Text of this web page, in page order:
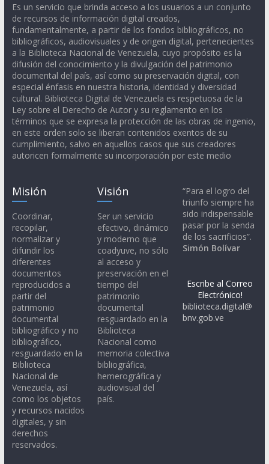
Es un servicio que brinda acceso a los usuarios a un conjunto
de recursos de información digital creados,
fundamentalmente, a partir de los fondos bibliográficos, no
bibliográficos, audiovisuales y de origen digital, pertenecientes
a la Biblioteca Nacional de Venezuela, cuyo propósito es la
difusión del conocimiento y la divulgación del patrimonio
documental del país, así como su preservación digital, con
especial énfasis en nuestra historia, identidad y diversidad
cultural. Biblioteca Digital de Venezuela es respetuosa de la
Ley sobre el Derecho de Autor y su reglamento en los
términos que se expresa la protección de las obras de ingenio,
en este orden solo se liberan contenidos exentos de su
cumplimiento, salvo en aquellos casos que sus creadores
autoricen formalmente su incorporación por este medio
Misión
Coordinar,
recopilar,
normalizar y
difundir los
diferentes
documentos
reproducidos a
partir del
patrimonio
documental
bibliográfico y no
bibliográfico,
resguardado en la
Biblioteca
Nacional de
Venezuela, así
como los objetos
y recursos nacidos
digitales, y sin
derechos
reservados.
Visión
Ser un servicio
efectivo, dinámico
y moderno que
coadyuve, no sólo
al acceso y
preservación en el
tiempo del
patrimonio
documental
resguardado en la
Biblioteca
Nacional como
memoria colectiva
bibliográfica,
hemerográfica y
audiovisual del
país.
“Para el logro del
triunfo siempre ha
sido indispensable
pasar por la senda
de los sacrificios”.
Simón Bolívar
Escribe al Correo
Electrónico!
biblioteca.digital@
bnv.gob.ve